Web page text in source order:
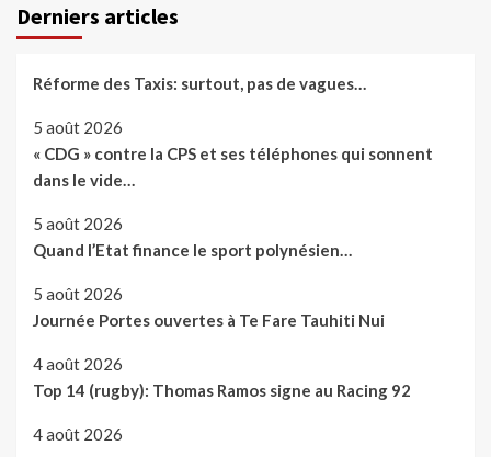
Derniers articles
Réforme des Taxis: surtout, pas de vagues…
5 août 2026
« CDG » contre la CPS et ses téléphones qui sonnent
dans le vide…
5 août 2026
Quand l’Etat finance le sport polynésien…
5 août 2026
Journée Portes ouvertes à Te Fare Tauhiti Nui
4 août 2026
Top 14 (rugby): Thomas Ramos signe au Racing 92
4 août 2026